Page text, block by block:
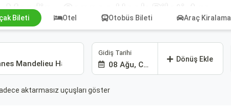
Mardin - Cannes Uçak Bileti Ara
Bileti Otel Otobüs Bileti Araç Kiralama
Gidiş Tarihi
08 Ağu, Cmt
Dönüş Ekle
aktarmasız uçuşları göster